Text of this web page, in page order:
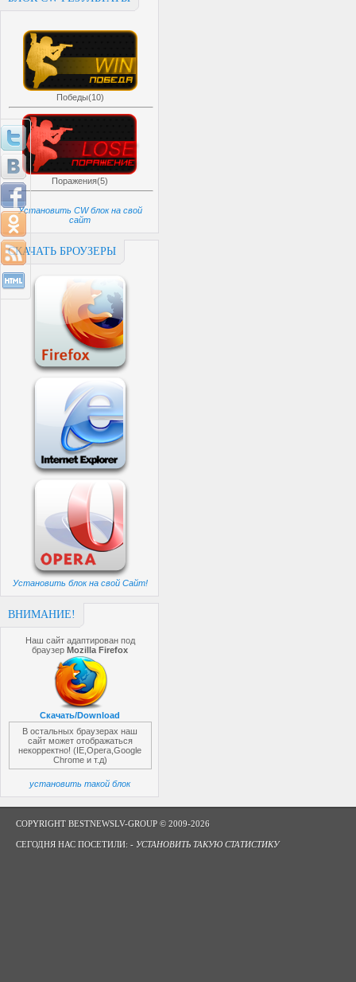
Победы(10)
Поражения(5)
Установить CW блок на свой
сайт
СКАЧАТЬ БРОУЗЕРЫ
Установить блок на свой Сайт!
ВНИМАНИЕ!
Наш сайт адаптирован под
браузерMozilla Firefox
Скачать/Download
В остальных браузерах наш
сайт может отображаться
некорректно! (IE,Opera,Google
Chrome и т.д)
установить такой блок
COPYRIGHT BESTNEWSLV-GROUP © 2009-2026
СЕГОДНЯ НАС ПОСЕТИЛИ: - УСТАНОВИТЬ ТАКУЮ СТАТИСТИКУ